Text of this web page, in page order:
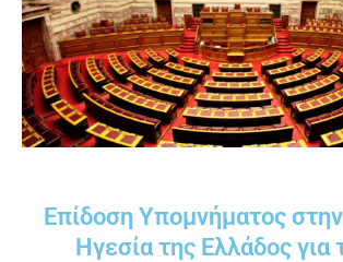
Επίδοση Υπομνήματος
Ηγεσία της Ελλάδος